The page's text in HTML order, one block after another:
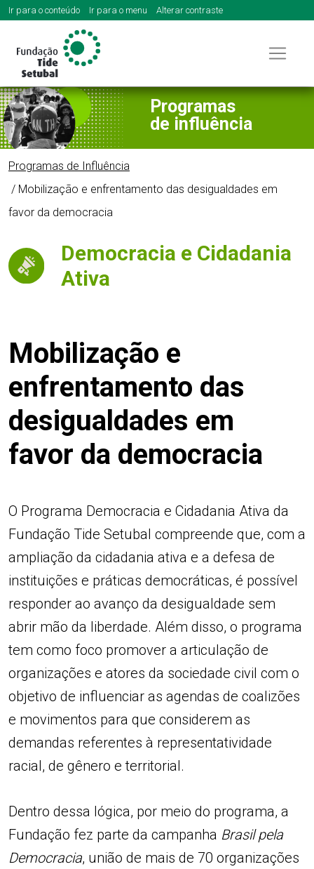
Pular
para
o
Ir para o conteúdo Ir para o menu Alterar contraste
Programas
de influência
Programas de Influência
/ Mobilização e enfrentamento das desigualdades em
favor da democracia
Democracia e Cidadania
Ativa
Mobilização e
enfrentamento das
desigualdades em
favor da democracia
O Programa Democracia e Cidadania Ativa da
Fundação Tide Setubal compreende que, com a
ampliação da cidadania ativa e a defesa de
instituições e práticas democráticas, é possível
responder ao avanço da desigualdade sem
abrir mão da liberdade. Além disso, o programa
tem como foco promover a articulação de
organizações e atores da sociedade civil com o
objetivo de influenciar as agendas de coalizões
e movimentos para que considerem as
demandas referentes à representatividade
racial, de gênero e territorial.
Dentro dessa lógica, por meio do programa, a
Fundação fez parte da campanha Brasil pela
Democracia, união de mais de 70 organizações